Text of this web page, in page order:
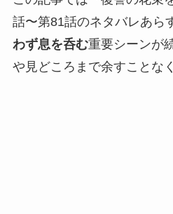
話〜第81話のネタバレあら
わず息を呑む重要シーンが
や見どころまで余すことな